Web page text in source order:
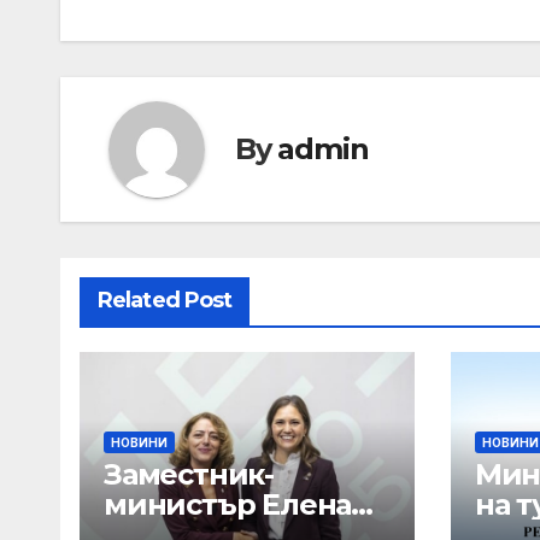
Byadmin
Related Post
НОВИНИ
Заместник-
министър Елена
НОВИНИ
на